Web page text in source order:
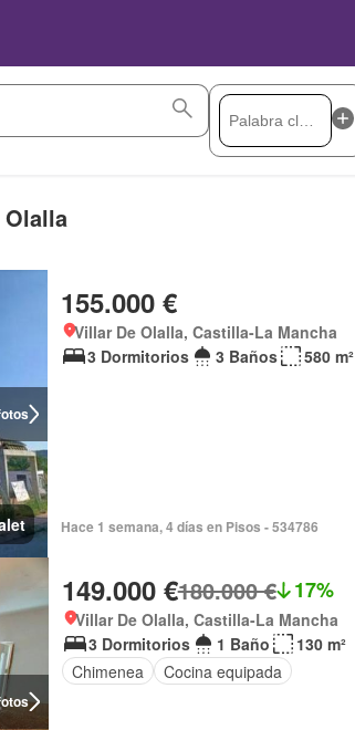
155.000 €
Villar De Olalla, Castilla-La Mancha
3 Dormitorios
3 Baños 580 m²
Hace 1 semana, 4 días en Pisos - 534786
149.000 €180.000 € 17%
Villar De Olalla, Castilla-La Mancha
3 Dormitorios
1 Baño
130 m²
Chimenea
Cocina equipada